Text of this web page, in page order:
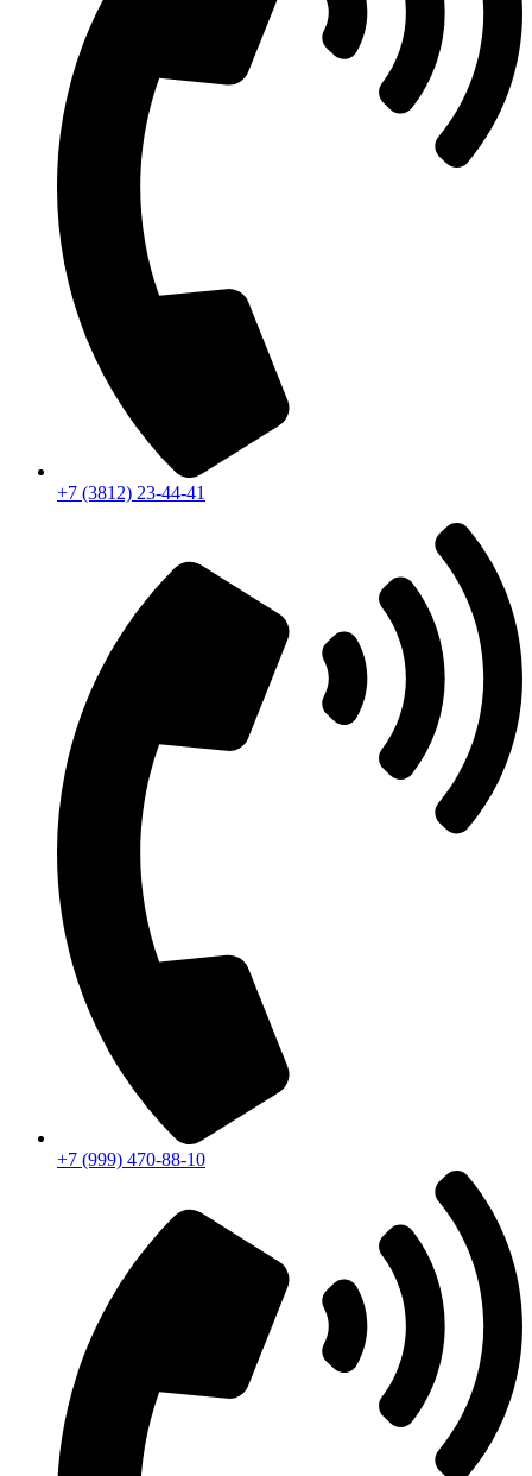
+7 (3812) 23-44-41
+7 (999) 470-88-10